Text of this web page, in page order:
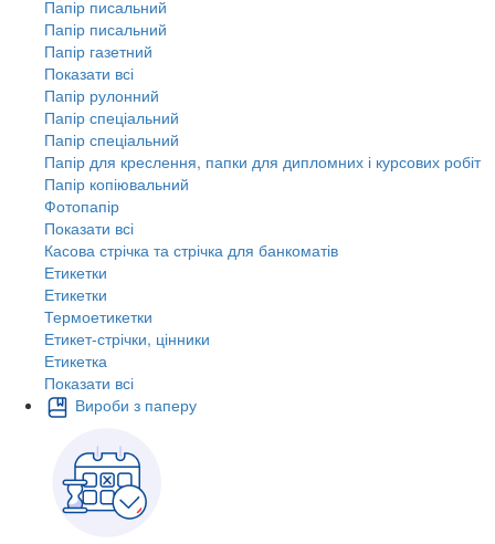
Папір писальний
Папір писальний
Папір газетний
Показати всі
Папір рулонний
Папір спеціальний
Папір спеціальний
Папір для креслення, папки для дипломних і курсових робіт
Папір копіювальний
Фотопапір
Показати всі
Касова стрічка та стрічка для банкоматів
Етикетки
Етикетки
Термоетикетки
Етикет-стрічки, цінники
Етикетка
Показати всі
Вироби з паперу